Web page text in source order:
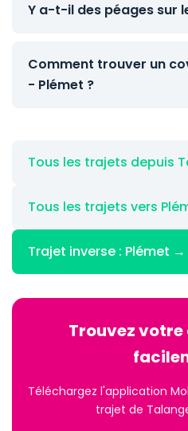
Y a-t-il des péages sur
Comment trouver un
- Plémet ?
Tous les trajets depuis
Tous les trajets vers
Trajet inverse : Plémet
Trouvez
Téléchargez l'application
trajet de